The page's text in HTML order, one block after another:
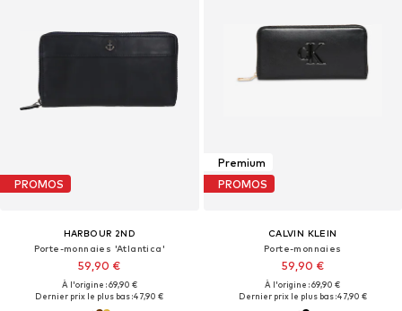
PROMOS
HARBOUR 2ND
Porte-monnaies 'Atlantica'
59,90 €
À l'origine : 69,90 €
Dernier prix le plus bas :47,90 €
Premium
PROMOS
CALVIN KLEIN
Porte-monnaies
59,90 €
À l'origine : 69,90 €
Dernier prix le plus bas :47,90 €